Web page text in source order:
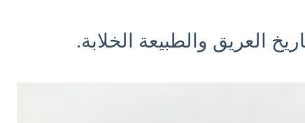
العريق والطبيعة الخلابة.